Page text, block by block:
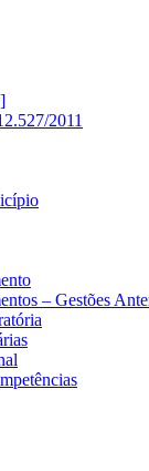
2011
– Gestões